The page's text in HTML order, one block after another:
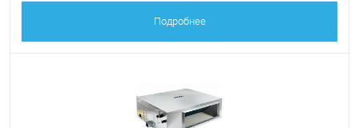
Подробнее